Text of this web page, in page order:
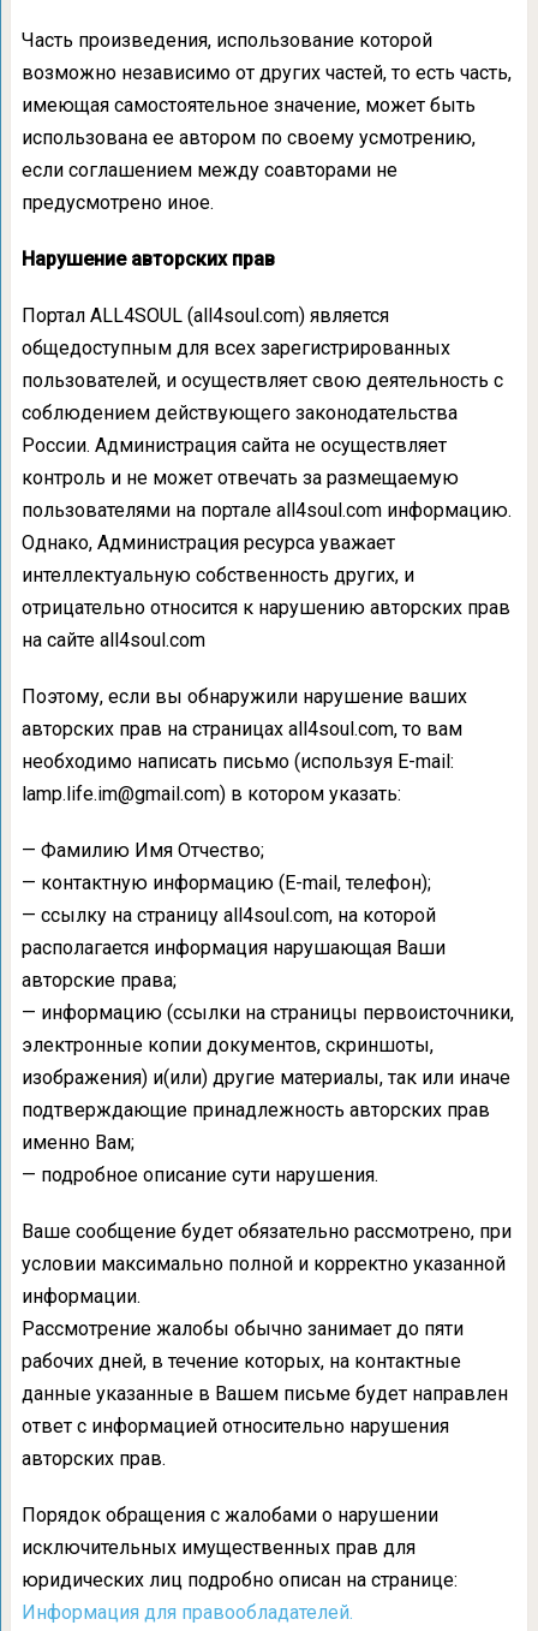
Часть произведения, использование которой
возможно независимо от других частей, то есть часть,
имеющая самостоятельное значение, может быть
использована ее автором по своему усмотрению,
если соглашением между соавторами не
предусмотрено иное.
Нарушение авторских прав
Портал ALL4SOUL (all4soul.com) является
общедоступным для всех зарегистрированных
пользователей, и осуществляет свою деятельность с
соблюдением действующего законодательства
России. Администрация сайта не осуществляет
контроль и не может отвечать за размещаемую
пользователями на портале all4soul.com информацию.
Однако, Администрация ресурса уважает
интеллектуальную собственность других, и
отрицательно относится к нарушению авторских прав
на сайте all4soul.com
Поэтому, если вы обнаружили нарушение ваших
авторских прав на страницах all4soul.com, то вам
необходимо написать письмо (используя E-mail:
lamp.life.im@gmail.com) в котором указать:
— Фамилию Имя Отчество;
— контактную информацию (E-mail, телефон);
— ссылку на страницу all4soul.com, на которой
располагается информация нарушающая Ваши
авторские права;
— информацию (ссылки на страницы первоисточники,
электронные копии документов, скриншоты,
изображения) и(или) другие материалы, так или иначе
подтверждающие принадлежность авторских прав
именно Вам;
— подробное описание сути нарушения.
Ваше сообщение будет обязательно рассмотрено, при
условии максимально полной и корректно указанной
информации.
Рассмотрение жалобы обычно занимает до пяти
рабочих дней, в течение которых, на контактные
данные указанные в Вашем письме будет направлен
ответ с информацией относительно нарушения
авторских прав.
Порядок обращения с жалобами о нарушении
исключительных имущественных прав для
юридических лиц подробно описан на странице:
Информация для правообладателей.